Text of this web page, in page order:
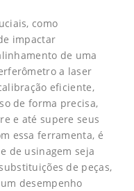
como
impactar
de uma
a laser
eficiente,
de forma precisa,
e até supere seus
essa ferramenta, é
de usinagem seja
de peças,
desempenho